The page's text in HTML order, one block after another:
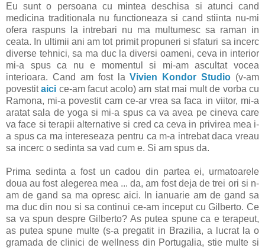
Eu sunt o persoana cu mintea deschisa si atunci cand
medicina traditionala nu functioneaza si cand stiinta nu-mi
ofera raspuns la intrebari nu ma multumesc sa raman in
ceata. In ultimii ani am tot primit propuneri si sfaturi sa incerc
diverse tehnici, sa ma duc la diversi oameni, ceva in interior
mi-a spus ca nu e momentul si mi-am ascultat vocea
interioara. Cand am fost laVivien Kondor Studio (v-am
povestitaici ce-am facut acolo) am stat mai mult de vorba cu
Ramona, mi-a povestit cam ce-ar vrea sa faca in viitor, mi-a
aratat sala de yoga si mi-a spus ca va avea pe cineva care
va face si terapii alternative si cred ca ceva in privirea mea i-
a spus ca ma intereseaza pentru ca m-a intrebat daca vreau
sa incerc o sedinta sa vad cum e. Si am spus da.
Prima sedinta a fost un cadou din partea ei, urmatoarele
doua au fost alegerea mea ... da, am fost deja de trei ori si n-
am de gand sa ma opresc aici. In ianuarie am de gand sa
ma duc din nou si sa continui ce-am inceput cu Gilberto. Ce
sa va spun despre Gilberto? As putea spune ca e terapeut,
as putea spune multe (s-a pregatit in Brazilia, a lucrat la o
gramada de clinici de wellness din Portugalia, stie multe si